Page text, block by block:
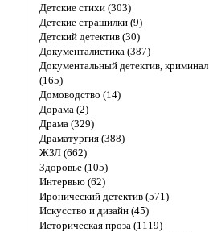
Детские стихи (303)
Детские страшилки (9)
Детский детектив (30)
Документалистика (387)
Документальный детектив, криминал
(165)
Домоводство (14)
Дорама (2)
Драма (329)
Драматургия (388)
ЖЗЛ (662)
Здоровье (105)
Интервью (62)
Иронический детектив (571)
Искусство и дизайн (45)
Историческая проза (1119)